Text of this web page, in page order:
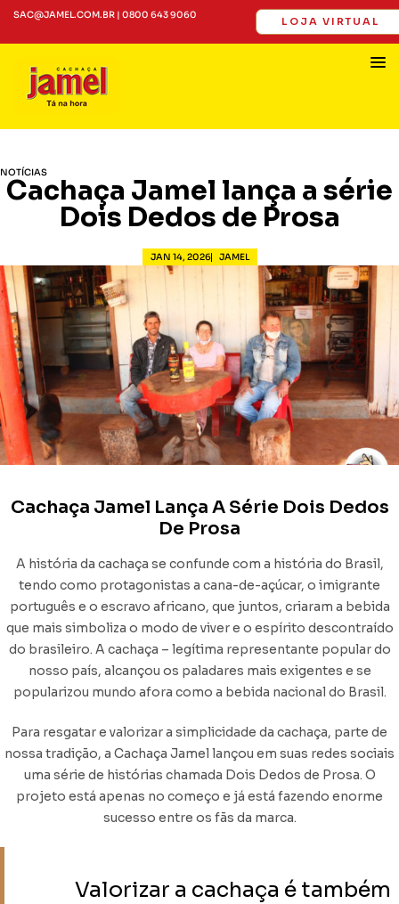
SAC@JAMEL.COM.BR | 0800 643 9060
LOJA VIRTUAL
NOTÍCIAS
Cachaça Jamel lança a série
Dois Dedos de Prosa
JAN 14, 2026 JAMEL
Cachaça Jamel Lança A Série Dois Dedos
De Prosa
A história da cachaça se confunde com a história do Brasil,
tendo como protagonistas a cana-de-açúcar, o imigrante
português e o escravo africano, que juntos, criaram a bebida
que mais simboliza o modo de viver e o espírito descontraído
do brasileiro. A cachaça – legítima representante popular do
nosso país, alcançou os paladares mais exigentes e se
popularizou mundo afora como a bebida nacional do Brasil.
Para resgatar e valorizar a simplicidade da cachaça, parte de
nossa tradição, a Cachaça Jamel lançou em suas redes sociais
uma série de histórias chamada Dois Dedos de Prosa. O
projeto está apenas no começo e já está fazendo enorme
sucesso entre os fãs da marca.
Valorizar a cachaça é também